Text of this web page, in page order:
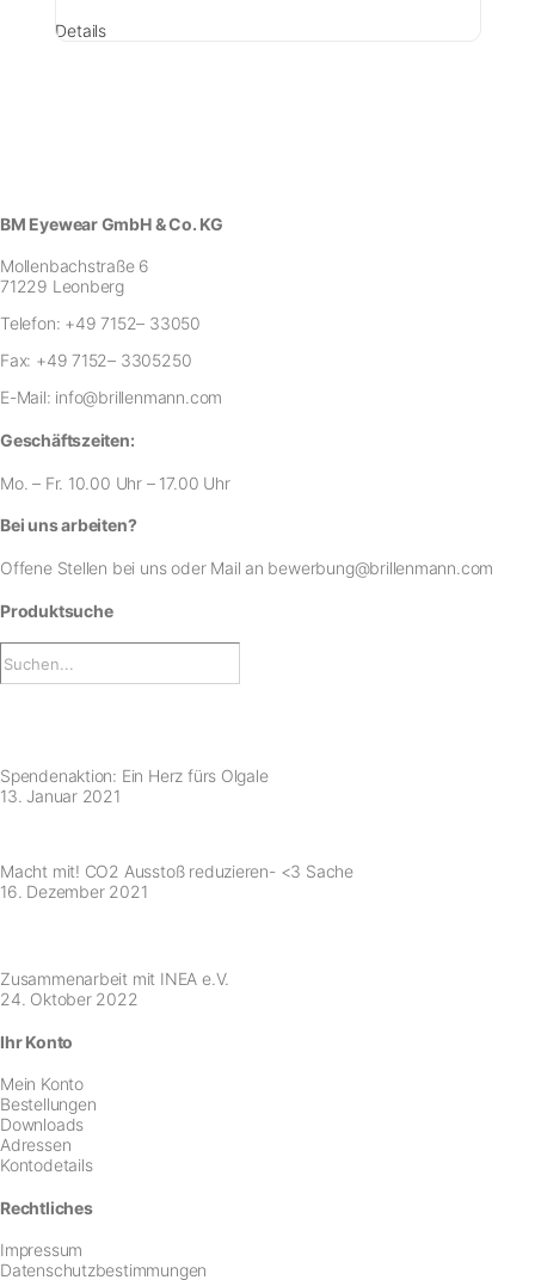
Details
BM Eyewear GmbH & Co. KG
Mollenbachstraße 6
71229 Leonberg
Telefon: +49 7152– 33050
Fax: +49 7152– 3305250
E-Mail: info@brillenmann.com
Geschäftszeiten:
Mo. – Fr. 10.00 Uhr – 17.00 Uhr
Bei uns arbeiten?
Offene Stellen bei unsoder Mail an bewerbung@brillenmann.com
Produktsuche
Spendenaktion: Ein Herz fürs Olgale
13. Januar 2021
Macht mit! CO2 Ausstoß reduzieren- <3 Sache
16. Dezember 2021
Zusammenarbeit mit INEA e.V.
24. Oktober 2022
Ihr Konto
Mein Konto
Bestellungen
Downloads
Adressen
Kontodetails
Rechtliches
Impressum
Datenschutzbestimmungen